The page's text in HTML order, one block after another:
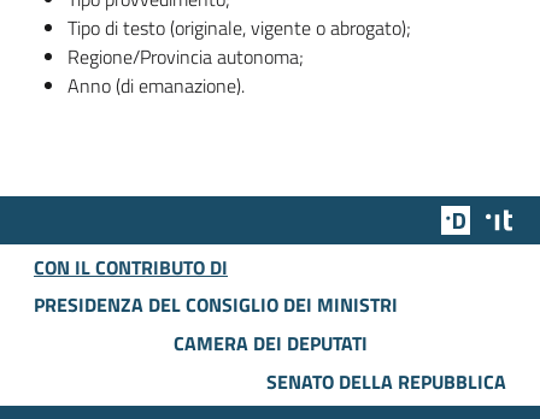
Tipo di testo (originale, vigente o abrogato);
Regione/Provincia autonoma;
Anno (di emanazione).
Team
CON IL CONTRIBUTO DI
PRESIDENZA DEL CONSIGLIO DEI MINISTRI
CAMERA DEI DEPUTATI
SENATO DELLA REPUBBLICA